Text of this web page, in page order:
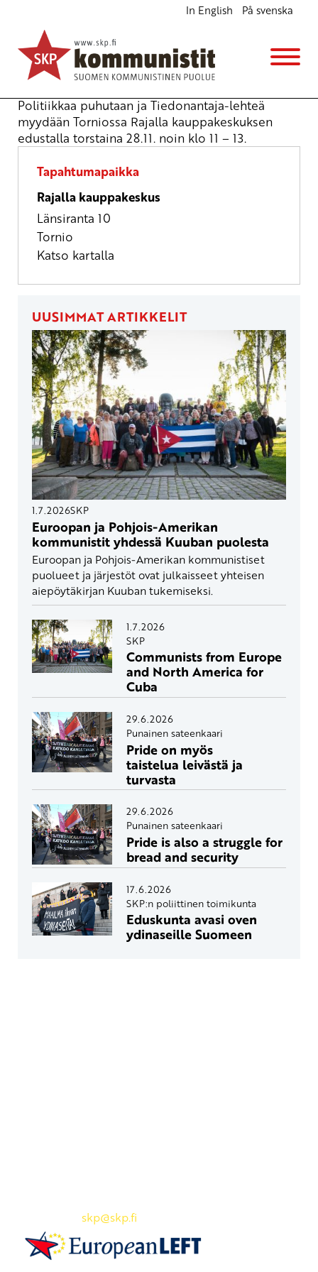
In English På svenska
Tiedonantajaa myydään Torniossa
Katukampanjointi
to 28.11.2024 klo11:00
Politiikkaa puhutaan ja Tiedonantaja-lehteä
myydään Torniossa Rajalla kauppakeskuksen
edustalla torstaina 28.11. noin klo 11 – 13.
Tapahtumapaikka
Rajalla kauppakeskus
Länsiranta 10
Tornio
Katso kartalla
UUSIMMAT ARTIKKELIT
1.7.2026SKP
Euroopan ja Pohjois-Amerikan
kommunistit yhdessä Kuuban puolesta
Euroopan ja Pohjois-Amerikan kommunistiset
puolueet ja järjestöt ovat julkaisseet yhteisen
aiepöytäkirjan Kuuban tukemiseksi.
1.7.2026
SKP
Communists from Europe
and North America for
Cuba
29.6.2026
Punainen sateenkaari
Pride on myös
taistelua leivästä ja
turvasta
29.6.2026
Punainen sateenkaari
Pride is also a struggle for
bread and security
17.6.2026
SKP:n poliittinen toimikunta
Eduskunta avasi oven
ydinaseille Suomeen
skp@skp.fi